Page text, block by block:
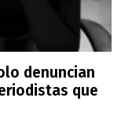
denuncian
que